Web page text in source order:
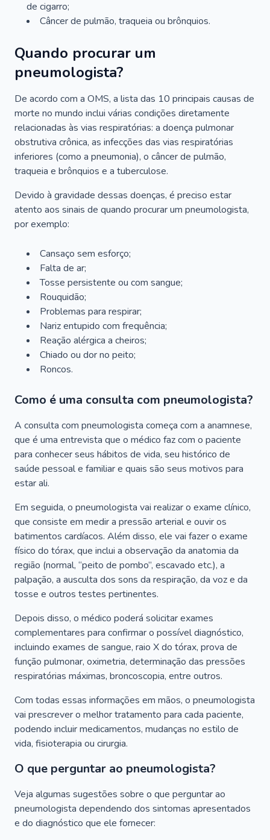
de cigarro;
Câncer de pulmão, traqueia ou brônquios.
Quando procurar um
pneumologista?
De acordo com a OMS, a lista das 10 principais causas de
morte no mundo inclui várias condições diretamente
relacionadas às vias respiratórias: a doença pulmonar
obstrutiva crônica, as infecções das vias respiratórias
inferiores (como a pneumonia), o câncer de pulmão,
traqueia e brônquios e a tuberculose.
Devido à gravidade dessas doenças, é preciso estar
atento aos sinais de quando procurar um pneumologista,
por exemplo:
Cansaço sem esforço;
Falta de ar;
Tosse persistente ou com sangue;
Rouquidão;
Problemas para respirar;
Nariz entupido com frequência;
Reação alérgica a cheiros;
Chiado ou dor no peito;
Roncos.
Como é uma consulta com pneumologista?
A consulta com pneumologista começa com a anamnese,
que é uma entrevista que o médico faz com o paciente
para conhecer seus hábitos de vida, seu histórico de
saúde pessoal e familiar e quais são seus motivos para
estar ali.
Em seguida, o pneumologista vai realizar o exame clínico,
que consiste em medir a pressão arterial e ouvir os
batimentos cardíacos. Além disso, ele vai fazer o exame
físico do tórax, que inclui a observação da anatomia da
região (normal, “peito de pombo”, escavado etc.), a
palpação, a ausculta dos sons da respiração, da voz e da
tosse e outros testes pertinentes.
Depois disso, o médico poderá solicitar exames
complementares para confirmar o possível diagnóstico,
incluindo exames de sangue, raio X do tórax, prova de
função pulmonar, oximetria, determinação das pressões
respiratórias máximas, broncoscopia, entre outros.
Com todas essas informações em mãos, o pneumologista
vai prescrever o melhor tratamento para cada paciente,
podendo incluir medicamentos, mudanças no estilo de
vida, fisioterapia ou cirurgia.
O que perguntar ao pneumologista?
Veja algumas sugestões sobre o que perguntar ao
pneumologista dependendo dos sintomas apresentados
e do diagnóstico que ele fornecer: